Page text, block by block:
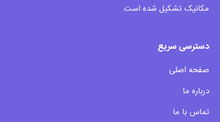
مکانیک تشکیل شده است.
دسترسی سریع
صفحه اصلی
درباره ما
تماس با ما